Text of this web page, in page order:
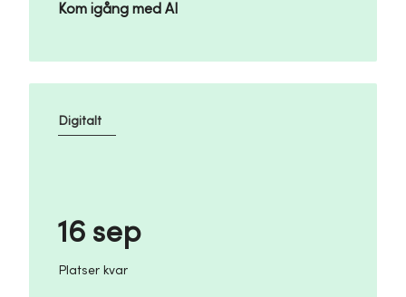
Kom igång med AI
16 sep
Platser kvar
Digitalt